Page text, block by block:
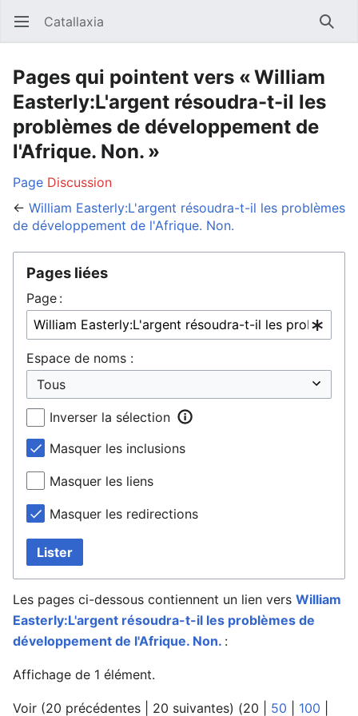
Ouvrir le menu principal Catallaxia
Pages qui pointent vers « William
Easterly:L'argent résoudra-t-il les
problèmes de développement de
l'Afrique. Non. »
Page Discussion
← William Easterly:L'argent résoudra-t-il les problèmes
de développement de l'Afrique. Non.
Pages liées
Page :
Espace de noms :
Inverser la sélection
Masquer les inclusions
Masquer les liens
Masquer les redirections
Lister
Les pages ci-dessous contiennent un lien vers William
Easterly:L'argent résoudra-t-il les problèmes de
développement de l'Afrique. Non. :
Affichage de 1 élément.
Voir (20 précédentes 20 suivantes) (20 50 100